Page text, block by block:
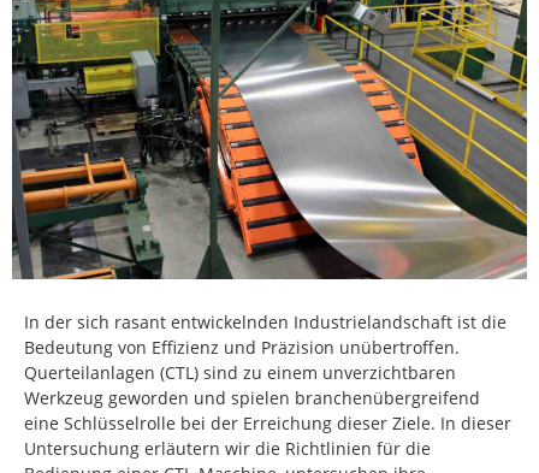
In der sich rasant entwickelnden Industrielandschaft ist die
Bedeutung von Effizienz und Präzision unübertroffen.
Querteilanlagen (CTL) sind zu einem unverzichtbaren
Werkzeug geworden und spielen branchenübergreifend
eine Schlüsselrolle bei der Erreichung dieser Ziele. In dieser
Untersuchung erläutern wir die Richtlinien für die